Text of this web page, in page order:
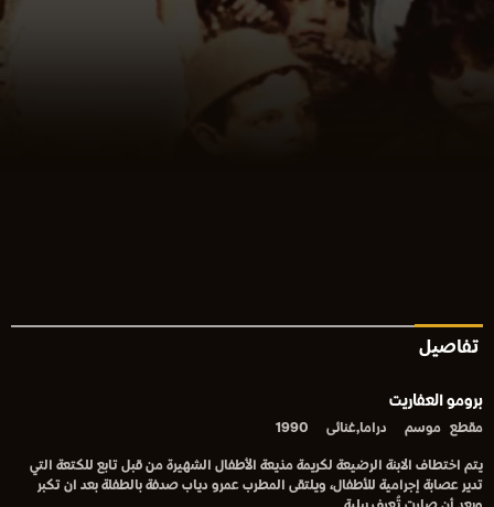
تفاصيل
برومو العفاريت
مقطع موسم دراما,غنائى 1990
يتم اختطاف الابنة الرضيعة لكريمة مذيعة الأطفال الشهيرة من قبل تابع للكتعة التي
تدير عصابة إجرامية للأطفال، ويلتقى المطرب عمرو دياب صدفة بالطفلة بعد ان تكبر